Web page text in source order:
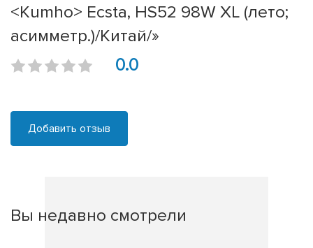
<Kumho> Ecsta, HS52 98W XL (лето;
асимметр.)/Китай/»
0.0
Добавить отзыв
Вы недавно смотрели